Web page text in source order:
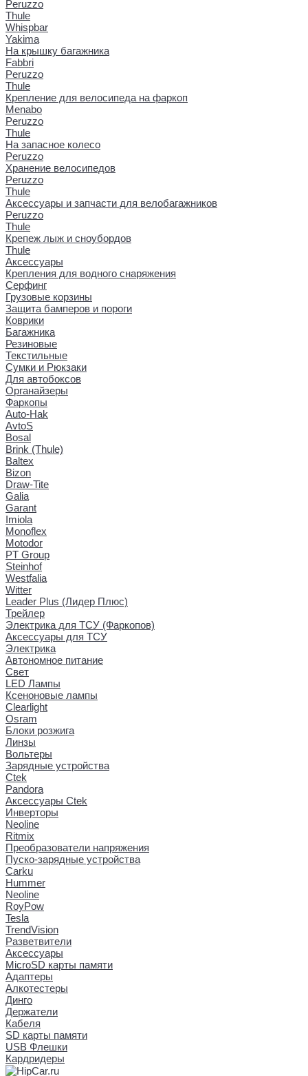
Peruzzo
Thule
Whispbar
Yakima
На крышку багажника
Fabbri
Peruzzo
Thule
Крепление для велосипеда на фаркоп
Menabo
Peruzzo
Thule
На запасное колесо
Peruzzo
Хранение велосипедов
Peruzzo
Thule
Аксессуары и запчасти для велобагажников
Peruzzo
Thule
Крепеж лыж и сноубордов
Thule
Аксессуары
Крепления для водного снаряжения
Серфинг
Грузовые корзины
Защита бамперов и пороги
Коврики
Багажника
Резиновые
Текстильные
Сумки и Рюкзаки
Для автобоксов
Органайзеры
Фаркопы
Auto-Hak
AvtoS
Bosal
Brink (Thule)
Baltex
Bizon
Draw-Tite
Galia
Garant
Imiola
Monoflex
Motodor
PT Group
Steinhof
Westfalia
Witter
Leader Plus (Лидер Плюс)
Трейлер
Электрика для ТСУ (Фаркопов)
Аксессуары для ТСУ
Электрика
Автономное питание
Свет
LED Лампы
Ксеноновые лампы
Clearlight
Osram
Блоки розжига
Линзы
Вольтеры
Зарядные устройства
Ctek
Pandora
Аксессуары Ctek
Инверторы
Neoline
Ritmix
Преобразователи напряжения
Пуско-зарядные устройства
Carku
Hummer
Neoline
RoyPow
Tesla
TrendVision
Разветвители
Аксессуары
MicroSD карты памяти
Адаптеры
Алкотестеры
Динго
Держатели
Кабеля
SD карты памяти
USB Флешки
Кардридеры